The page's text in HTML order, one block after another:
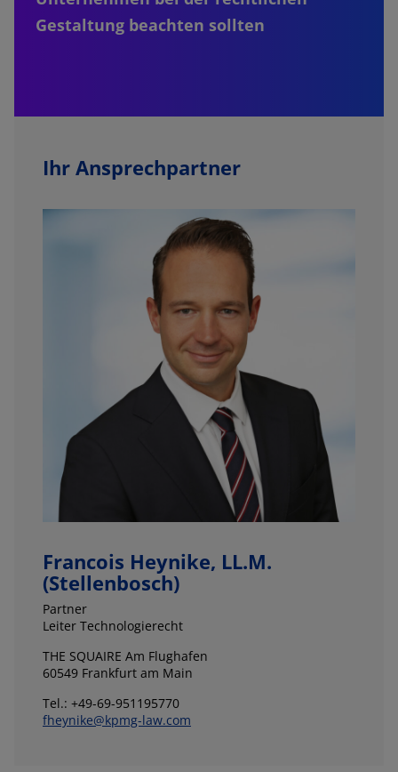
Gestaltung beachten sollten
Ihr Ansprechpartner
Francois Heynike, LL.M.
(Stellenbosch)
Partner
Leiter Technologierecht
THE SQUAIRE Am Flughafen
60549 Frankfurt am Main
Tel.: +49-69-951195770
fheynike@kpmg-law.com